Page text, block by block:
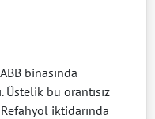
binasında
bu orantısız
iktidarında